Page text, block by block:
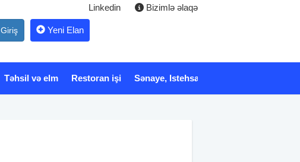
Linkedin Bizimlə əlaqə
Giriş Yeni Elan
Təhsil və elm Restoran işi Sənaye, Istehsalat